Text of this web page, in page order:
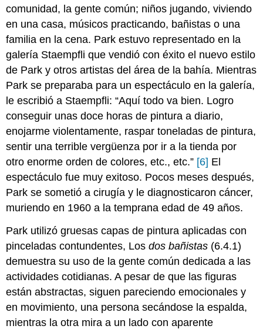
comunidad, la gente común; niños jugando, viviendo
en una casa, músicos practicando, bañistas o una
familia en la cena. Park estuvo representado en la
galería Staempfli que vendió con éxito el nuevo estilo
de Park y otros artistas del área de la bahía. Mientras
Park se preparaba para un espectáculo en la galería,
le escribió a Staempfli: “Aquí todo va bien. Logro
conseguir unas doce horas de pintura a diario,
enojarme violentamente, raspar toneladas de pintura,
sentir una terrible vergüenza por ir a la tienda por
otro enorme orden de colores, etc., etc.” [6] El
espectáculo fue muy exitoso. Pocos meses después,
Park se sometió a cirugía y le diagnosticaron cáncer,
muriendo en 1960 a la temprana edad de 49 años.
Park utilizó gruesas capas de pintura aplicadas con
pinceladas contundentes, Losdos bañistas (6.4.1)
demuestra su uso de la gente común dedicada a las
actividades cotidianas. A pesar de que las figuras
están abstractas, siguen pareciendo emocionales y
en movimiento, una persona secándose la espalda,
mientras la otra mira a un lado con aparente